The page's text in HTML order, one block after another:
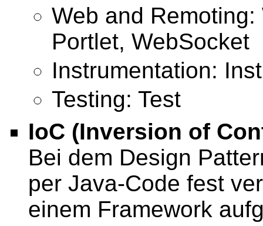
Web and
Portlet, WebSocket
Instrumentation:
Testing: Test
IoC (Inversion of
Bei dem Design
per Java-Code fest
einem Framework